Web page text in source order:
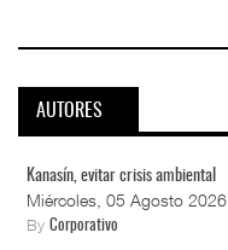
AUTORES
Kanasín, evitar crisis ambiental
Miércoles, 05 Agosto 2026
By Corporativo